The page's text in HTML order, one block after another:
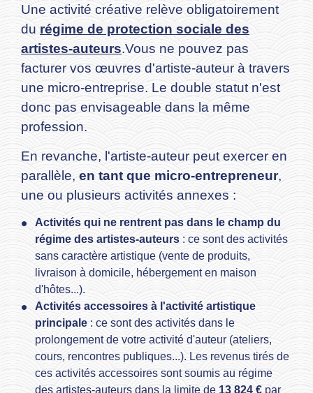
Une activité créative relève obligatoirement
du régime de protection sociale des
artistes-auteurs.Vous ne pouvez pas
facturer vos œuvres d'artiste-auteur à travers
une micro-entreprise. Le double statut n'est
donc pas envisageable dans la même
profession.
En revanche, l'artiste-auteur peut exercer en
parallèle, en tant que micro-entrepreneur,
une ou plusieurs activités annexes :
Activités qui ne rentrent pas dans le champ du
régime des artistes-auteurs : ce sont des activités
sans caractère artistique (vente de produits,
livraison à domicile, hébergement en maison
d'hôtes...).
Activités accessoires à l'activité artistique
principale : ce sont des activités dans le
prolongement de votre activité d'auteur (ateliers,
cours, rencontres publiques...). Les revenus tirés de
ces activités accessoires sont soumis au régime
des artistes-auteurs dans la limite de 13 824 € par